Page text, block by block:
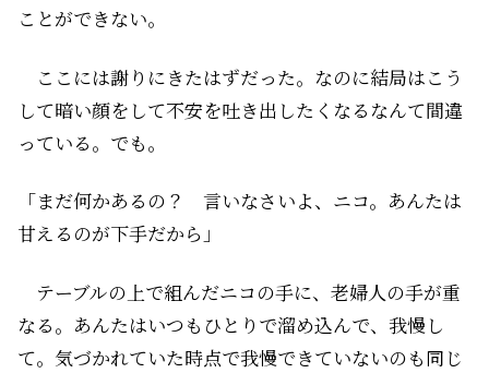
ことができない。
ここには謝りにきたはずだった。なのに結局はこう
して暗い顔をして不安を吐き出したくなるなんて間違
っている。でも。
「まだ何かあるの？ 言いなさいよ、ニコ。あんたは
甘えるのが下手だから」
テーブルの上で組んだニコの手に、老婦人の手が重
なる。あんたはいつもひとりで溜め込んで、我慢し
て。――気づかれていた時点で我慢できていないのも同じ